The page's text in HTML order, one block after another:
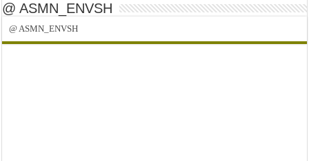
@ ASMN_ENVSH
@ ASMN_ENVSH